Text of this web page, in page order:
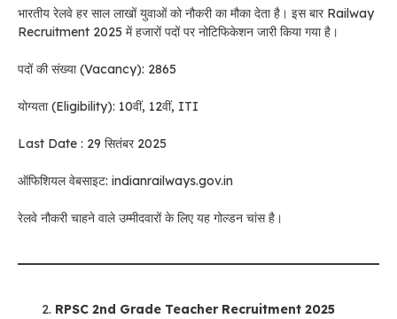
भारतीय रेलवे हर साल लाखों युवाओं को नौकरी का मौका देता है। इस बार Railway
Recruitment 2025 में हजारों पदों पर नोटिफिकेशन जारी किया गया है।
पदों की संख्या (Vacancy): 2865
योग्यता (Eligibility): 10वीं, 12वीं, ITI
Last Date : 29 सितंबर 2025
ऑफिशियल वेबसाइट: indianrailways.gov.in
रेलवे नौकरी चाहने वाले उम्मीदवारों के लिए यह गोल्डन चांस है।
RPSC 2nd Grade Teacher Recruitment 2025